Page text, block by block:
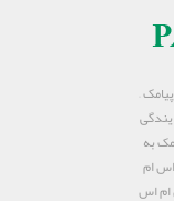
–
به
ام
اس